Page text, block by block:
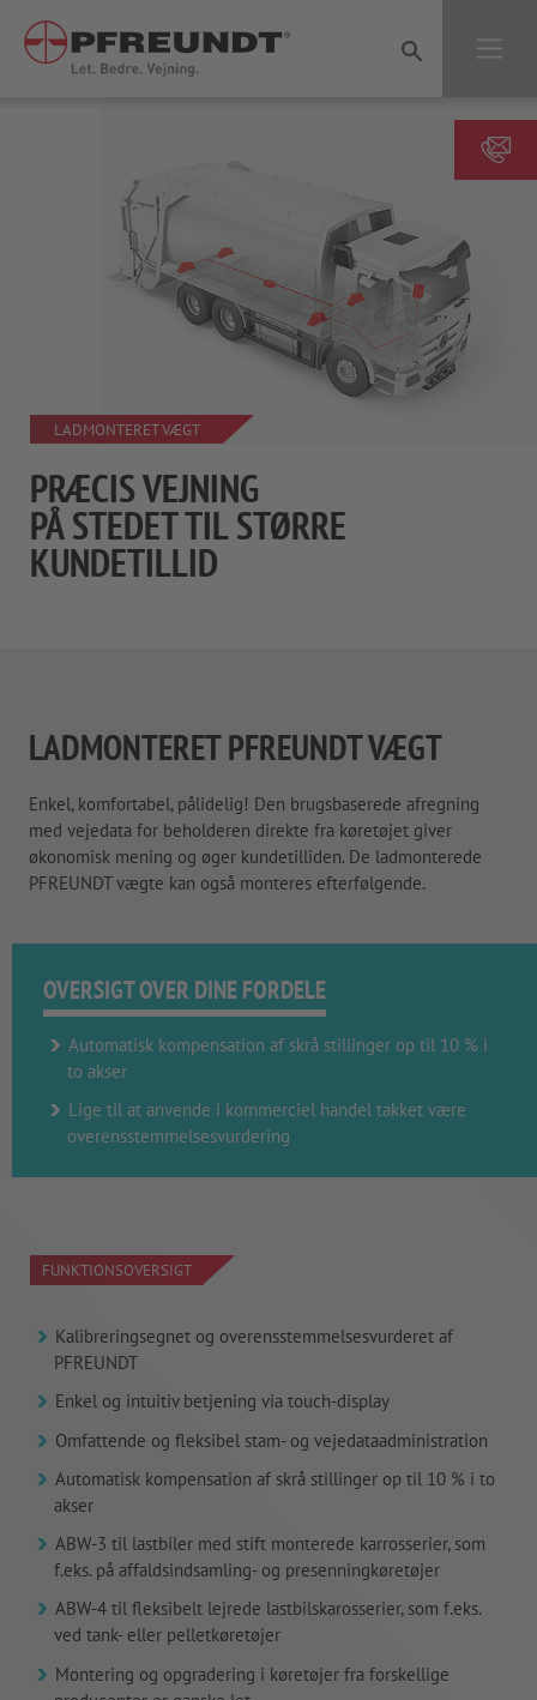
LADMONTERET VÆGT
PRÆCIS VEJNING
PÅ STEDET TIL STØRRE
KUNDETILLID
LADMONTERET PFREUNDT VÆGT
Enkel, komfortabel, pålidelig! Den brugsbaserede afregning
med vejedata for beholderen direkte fra køretøjet giver
økonomisk mening og øger kundetilliden. De ladmonterede
PFREUNDT vægte kan også monteres efterfølgende.
OVERSIGT OVER DINE FORDELE
Automatisk kompensation af skrå stillinger op til 10 % i
to akser
Lige til at anvende i kommerciel handel takket være
overensstemmelsesvurdering
FUNKTIONSOVERSIGT
Kalibreringsegnet og overensstemmelsesvurderet af
PFREUNDT
Enkel og intuitiv betjening via touch-display
Omfattende og fleksibel stam- og vejedataadministration
Automatisk kompensation af skrå stillinger op til 10 % i to
akser
ABW-3 til lastbiler med stift monterede karrosserier, som
f.eks. på affaldsindsamling- og presenningkøretøjer
ABW-4 til fleksibelt lejrede lastbilskarosserier, som f.eks.
ved tank- eller pelletkøretøjer
Montering og opgradering i køretøjer fra forskellige